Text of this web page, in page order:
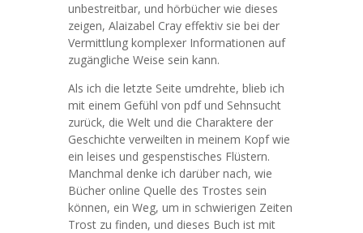
unbestreitbar, und hörbücher wie dieses
zeigen, Alaizabel Cray effektiv sie bei der
Vermittlung komplexer Informationen auf
zugängliche Weise sein kann.
Als ich die letzte Seite umdrehte, blieb ich
mit einem Gefühl von pdf und Sehnsucht
zurück, die Welt und die Charaktere der
Geschichte verweilten in meinem Kopf wie
ein leises und gespenstisches Flüstern.
Manchmal denke ich darüber nach, wie
Bücher online Quelle des Trostes sein
können, ein Weg, um in schwierigen Zeiten
Trost zu finden, und dieses Buch ist mit